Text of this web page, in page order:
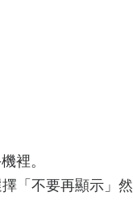
裡。
「不要再顯示」然